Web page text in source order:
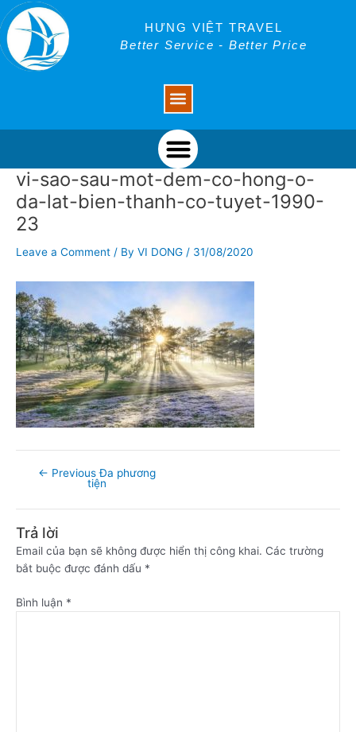
Skip
to
content
HƯNG VIỆT TRAVEL
Better Service - Better Price
Menu
vi-sao-sau-mot-dem-co-hong-o-
da-lat-bien-thanh-co-tuyet-1990-
23
Leave a Comment / By VI DONG / 31/08/2020
Post
navigation
← Previous Đa phương
tiện
Trả lời
Email của bạn sẽ không được hiển thị công khai. Các trường
bắt buộc được đánh dấu *
Bình luận *